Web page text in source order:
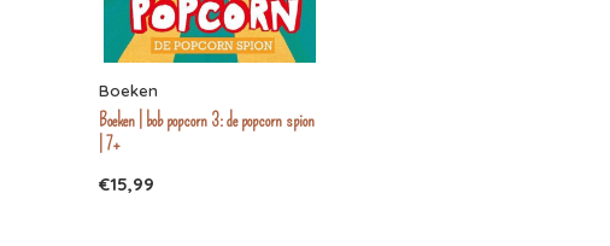
Boeken
Boeken | bob popcorn 3: de popcorn spion
| 7+
€15,99